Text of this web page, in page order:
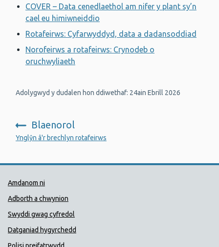
COVER – Data cenedlaethol am nifer y plant sy’n
cael eu himiwneiddio
Rotafeirws: Cyfarwyddyd, data a dadansoddiad
Norofeirws a rotafeirws: Crynodeb o
oruchwyliaeth
Adolygwyd y dudalen hon ddiwethaf: 24ain Ebrill 2026
Blaenorol
:
Ynglŷn â'r brechlyn rotafeirws
Dolenni Cymorth Iechyd
Amdanom ni
Adborth a chwynion
Swyddi gwag cyfredol
Datganiad hygyrchedd